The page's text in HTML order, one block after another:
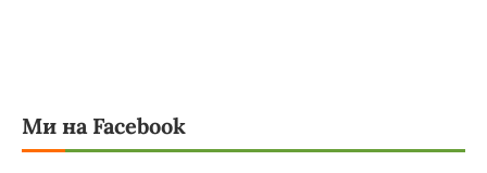
Ми на Facebook